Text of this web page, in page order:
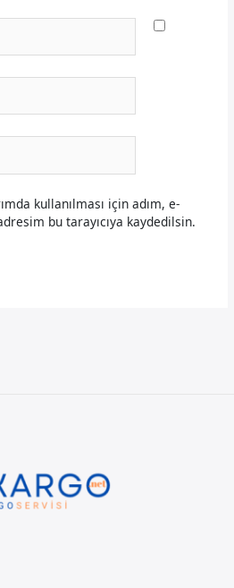
kullanılması için adım, e-
bu tarayıcıya kaydedilsin.